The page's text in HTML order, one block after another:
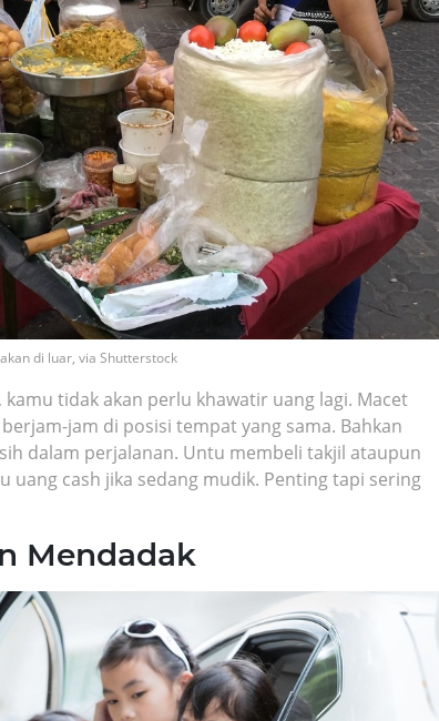
di luar, via Shutterstock
tidak akan perlu khawatir uang lagi. Macet
jam di posisi tempat yang sama. Bahkan
dalam perjalanan. Untu membeli takjil ataupun
uang cash jika sedang mudik. Penting tapi sering
Mendadak